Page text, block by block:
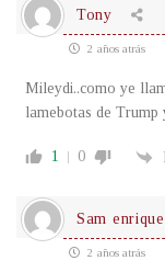
Tony
2 años atrás
Mileydi..como ye
lamebotas de Trump
1 0
Sam enrique
2 años atrás